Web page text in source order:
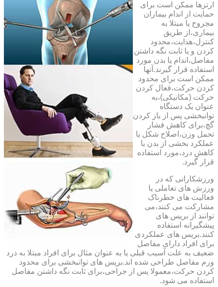
ارتزها ممکن است برای
حمایت از اندام بیماران
مجروح یا مبتلا به
بیماری،از طریق
کنترل،هدایت،محدود
کردن و یا ثابت نگه داشتن
مفاصل،اندام یا بدن مورد
استفاده قرار گیرند.آنها
ممکن است برای محدود
کردن حرکت،فعال کردن
حرکت (مکانیکی)،به
عنوان یک دستگاه
توانبخشی پس از باز کردن
گچ،برای کاهش فشار
تحمل وزن،اصلاح شکل یا
عملکرد بخشی از بدن یا
کاهش درد،مورد استفاده
قرار گیرد.
ورزشکارانی که در
ورزش های تعاملی یا
فعالیت های خطرناک
مشارکت می کنند،می
توانند از بریس های
پیشگیرانه استفاده
کنند.بریس های عملکردی
برای افراد دارای مفاصل
ضعیف به علت آسیب قبلی یا به عنوان مثال برای افراد مبتلا به درد
ورم مفاصل طراحی شده اند.بریس های توانبخشی برای محدود
کردن حرکت،معمولا پس از جراحی،برای ثابت نگه داشتن مفاصل
استفاده می شود.